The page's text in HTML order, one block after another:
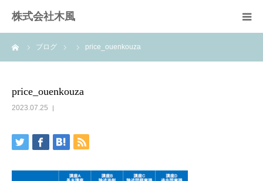
株式会社木風
ブログ price_ouenkouza
price_ouenkouza
2023.07.25
業務案内
お問い合せ